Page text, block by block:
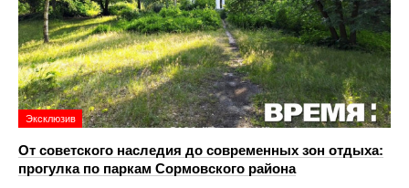
Эксклюзив
От советского наследия до современных зон отдыха:
прогулка по паркам Сормовского района